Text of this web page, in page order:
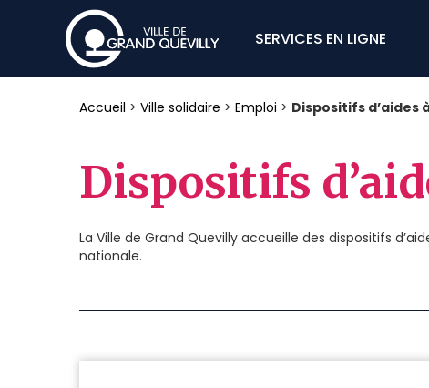
SERVICES EN LIGNE
Accueil > Ville solidaire > Emploi > Dispositifs d’aides
Dispositifs
La Ville de Grand Quevilly accueille des dispositifs
nationale.